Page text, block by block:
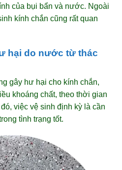
của bụi bẩn và nước. Ngoài
kính chắn cũng rất quan
hại do nước từ thác
gây hư hại cho kính chắn,
khoáng chất, theo thời gian
việc vệ sinh định kỳ là cần
tình trạng tốt.